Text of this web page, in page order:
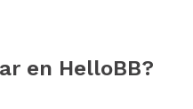
en HelloBB?